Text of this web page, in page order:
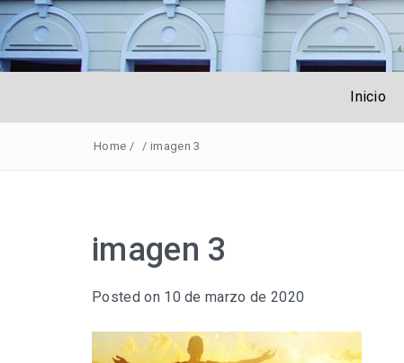
Obreros Inicio
Home / / imagen 3
imagen 3
Posted on 10 de marzo de 2020